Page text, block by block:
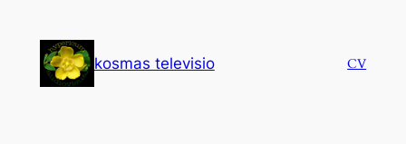
sisältöön
kosmas televisio
CV